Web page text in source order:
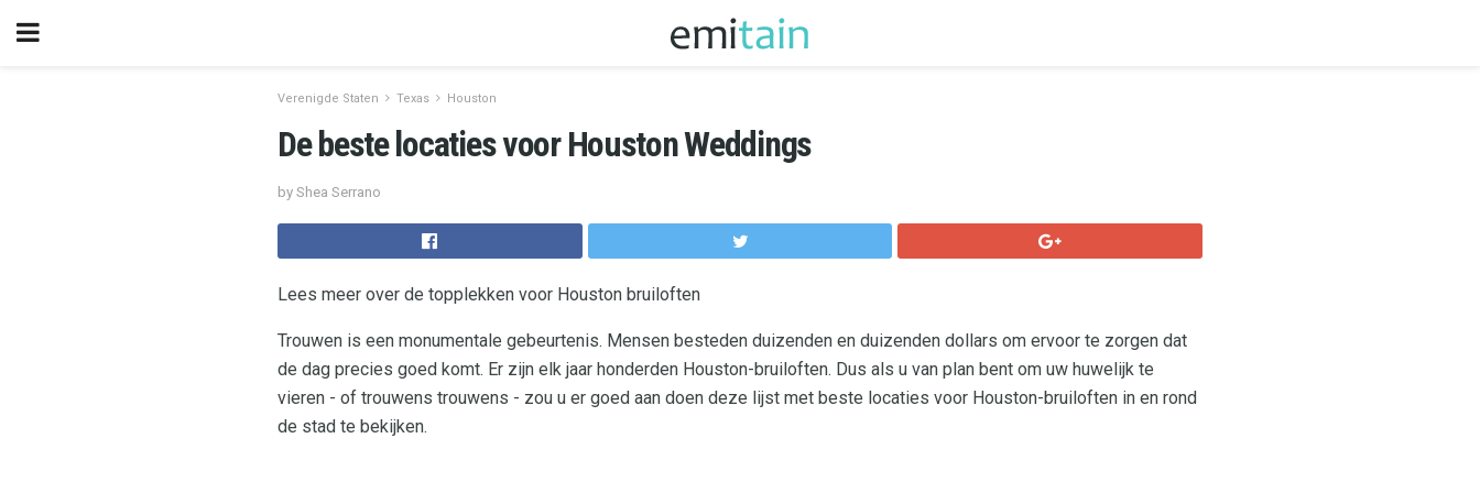
Verenigde Staten Texas Houston
De beste locaties voor Houston Weddings
by Shea Serrano
Lees meer over de topplekken voor Houston bruiloften
Trouwen is een monumentale gebeurtenis. Mensen besteden duizenden en duizenden dollars om ervoor te zorgen dat
de dag precies goed komt. Er zijn elk jaar honderden Houston-bruiloften. Dus als u van plan bent om uw huwelijk te
vieren - of trouwens trouwens - zou u er goed aan doen deze lijst met beste locaties voor Houston-bruiloften in en rond
de stad te bekijken.